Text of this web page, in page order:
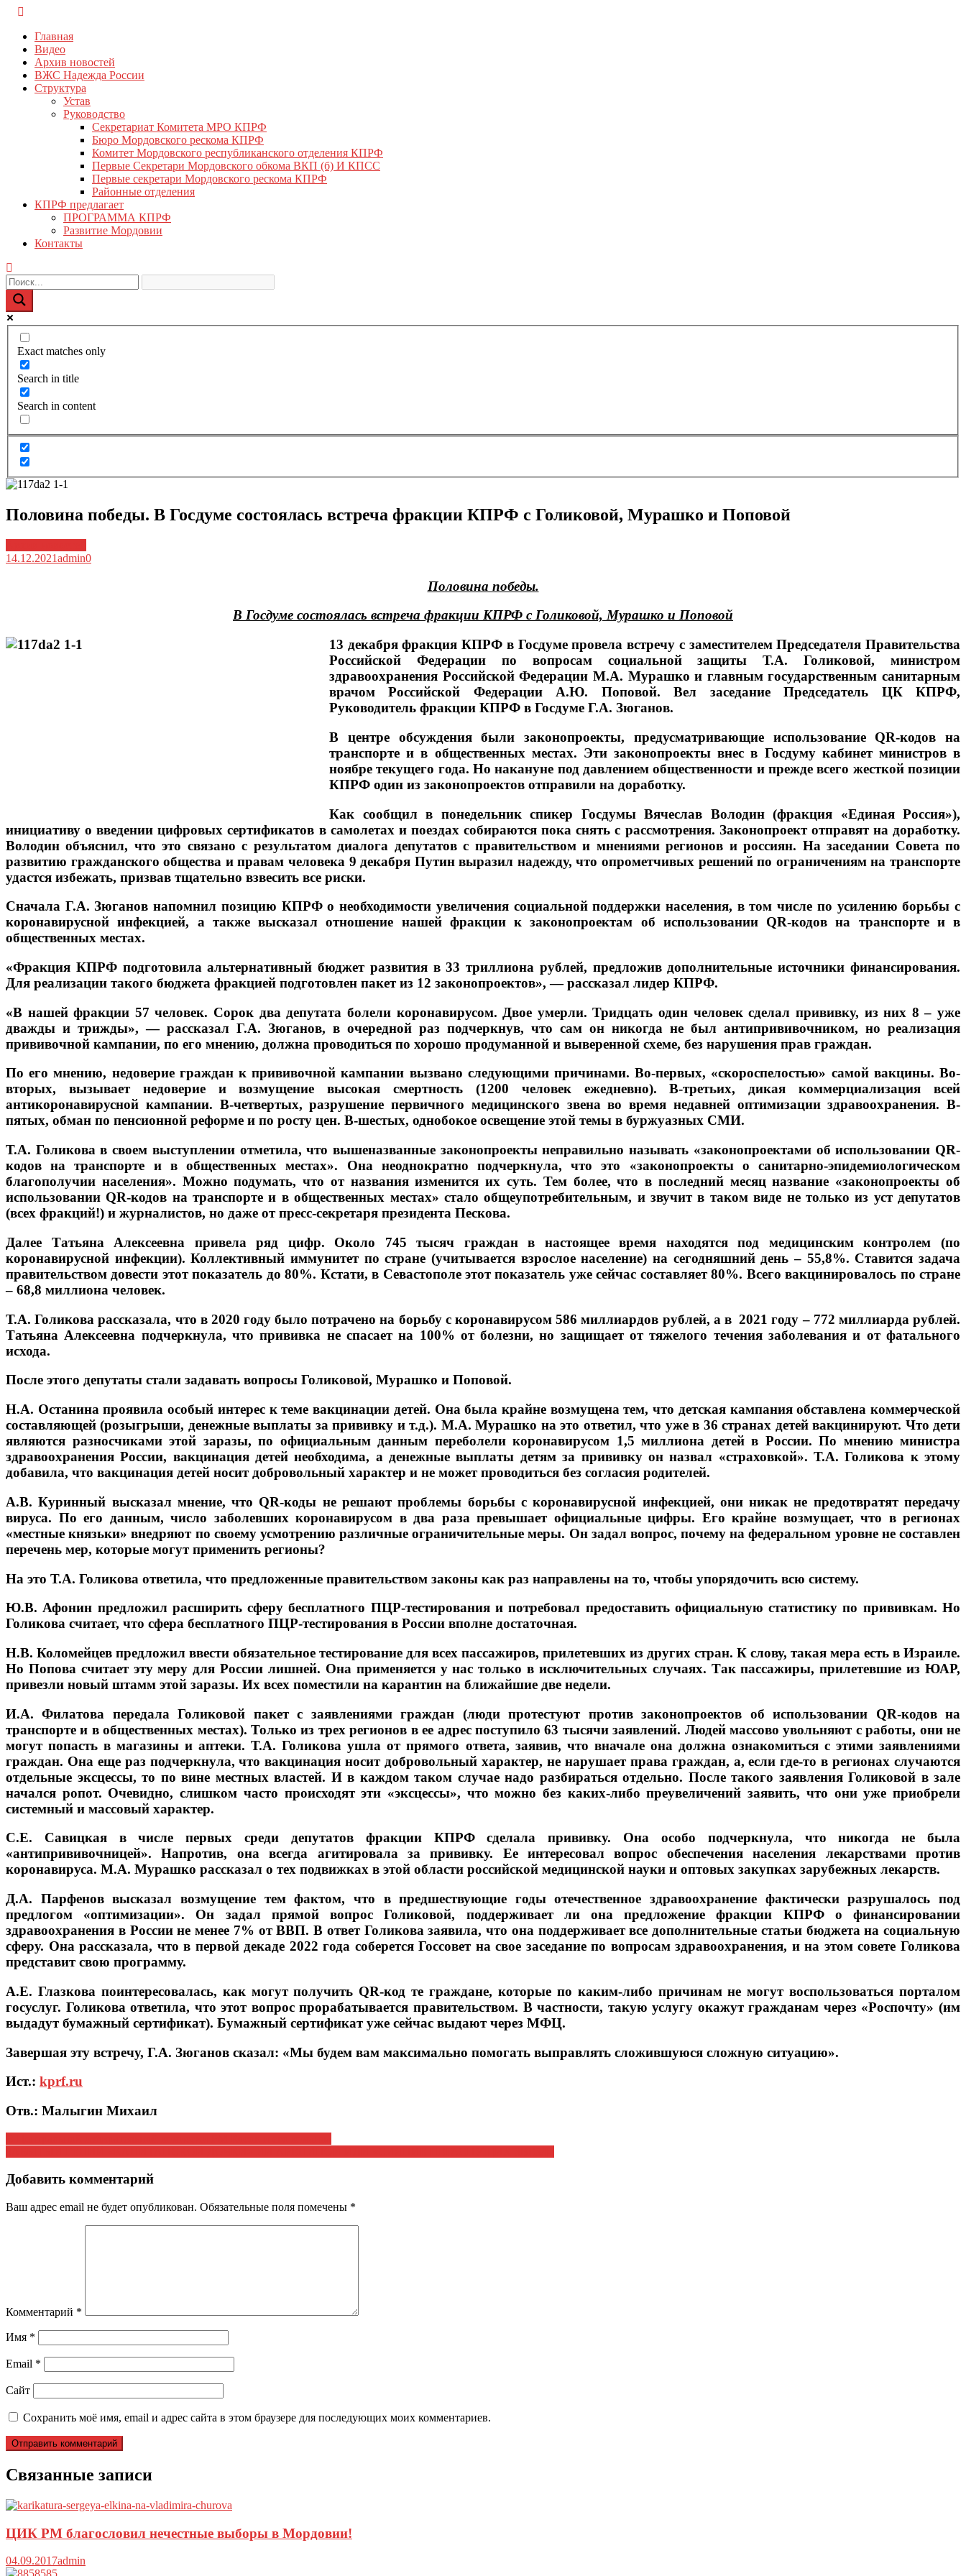
Перейти
содержимому
Главная
Видео
Архив новостей
ВЖС Надежда России
Структура
Устав
Руководство
Секретариат Комитета МРО КПРФ
Бюро Мордовского рескома КПРФ
Комитет Мордовского республиканского отделения КПРФ
Первые Секретари Мордовского обкома ВКП (б) И КПСС
Первые секретари Мордовского рескома КПРФ
Районные отделения
КПРФ предлагает
ПРОГРАММА КПРФ
Развитие Мордовии
Контакты
Exact matches only
Search in title
Search in content
Половина победы. В Госдуме состоялась встреча фракции КПРФ с Голиковой, Мурашко и Поповой
14.12.2021admin0
Половина победы.
В Госдуме состоялась встреча фракции КПРФ с Голиковой, Мурашко и Поповой
13 декабря фракция КПРФ в Госдуме провела встречу с заместителем Председателя Правительства
Российской Федерации по вопросам социальной защиты Т.А. Голиковой, министром
здравоохранения Российской Федерации М.А. Мурашко и главным государственным санитарным
врачом Российской Федерации А.Ю. Поповой. Вел заседание Председатель ЦК КПРФ,
Руководитель фракции КПРФ в Госдуме Г.А. Зюганов.
В центре обсуждения были законопроекты, предусматривающие использование QR-кодов на
транспорте и в общественных местах. Эти законопроекты внес в Госдуму кабинет министров в
ноябре текущего года. Но накануне под давлением общественности и прежде всего жесткой позиции
КПРФ один из законопроектов отправили на доработку.
Как сообщил в понедельник спикер Госдумы Вячеслав Володин (фракция «Единая Россия»),
инициативу о введении цифровых сертификатов в самолетах и поездах собираются пока снять с рассмотрения. Законопроект отправят на доработку.
Володин объяснил, что это связано с результатом диалога депутатов с правительством и мнениями регионов и россиян. На заседании Совета по
развитию гражданского общества и правам человека 9 декабря Путин выразил надежду, что опрометчивых решений по ограничениям на транспорте
удастся избежать, призвав тщательно взвесить все риски.
Сначала Г.А. Зюганов напомнил позицию КПРФ о необходимости увеличения социальной поддержки населения, в том числе по усилению борьбы с
коронавирусной инфекцией, а также высказал отношение нашей фракции к законопроектам об использовании QR-кодов на транспорте и в
общественных местах.
«Фракция КПРФ подготовила альтернативный бюджет развития в 33 триллиона рублей, предложив дополнительные источники финансирования.
Для реализации такого бюджета фракцией подготовлен пакет из 12 законопроектов», — рассказал лидер КПРФ.
«В нашей фракции 57 человек. Сорок два депутата болели коронавирусом. Двое умерли. Тридцать один человек сделал прививку, из них 8 – уже
дважды и трижды», — рассказал Г.А. Зюганов, в очередной раз подчеркнув, что сам он никогда не был антипрививочником, но реализация
прививочной кампании, по его мнению, должна проводиться по хорошо продуманной и выверенной схеме, без нарушения прав граждан.
По его мнению, недоверие граждан к прививочной кампании вызвано следующими причинами. Во-первых, «скороспелостью» самой вакцины. Во-
вторых, вызывает недоверие и возмущение высокая смертность (1200 человек ежедневно). В-третьих, дикая коммерциализация всей
антикоронавирусной кампании. В-четвертых, разрушение первичного медицинского звена во время недавней оптимизации здравоохранения. В-
пятых, обман по пенсионной реформе и по росту цен. В-шестых, однобокое освещение этой темы в буржуазных СМИ.
Т.А. Голикова в своем выступлении отметила, что вышеназванные законопроекты неправильно называть «законопроектами об использовании QR-
кодов на транспорте и в общественных местах». Она неоднократно подчеркнула, что это «законопроекты о санитарно-эпидемиологическом
благополучии населения». Можно подумать, что от названия изменится их суть. Тем более, что в последний месяц название «законопроекты об
использовании QR-кодов на транспорте и в общественных местах» стало общеупотребительным, и звучит в таком виде не только из уст депутатов
(всех фракций!) и журналистов, но даже от пресс-секретаря президента Пескова.
Далее Татьяна Алексеевна привела ряд цифр. Около 745 тысяч граждан в настоящее время находятся под медицинским контролем (по
коронавирусной инфекции). Коллективный иммунитет по стране (учитывается взрослое население) на сегодняшний день – 55,8%. Ставится задача
правительством довести этот показатель до 80%. Кстати, в Севастополе этот показатель уже сейчас составляет 80%. Всего вакцинировалось по стране
– 68,8 миллиона человек.
Т.А. Голикова рассказала, что в 2020 году было потрачено на борьбу с коронавирусом 586 миллиардов рублей, а в 2021 году – 772 миллиарда рублей.
Татьяна Алексеевна подчеркнула, что прививка не спасает на 100% от болезни, но защищает от тяжелого течения заболевания и от фатального
исхода.
После этого депутаты стали задавать вопросы Голиковой, Мурашко и Поповой.
Н.А. Останина проявила особый интерес к теме вакцинации детей. Она была крайне возмущена тем, что детская кампания обставлена коммерческой
составляющей (розыгрыши, денежные выплаты за прививку и т.д.). М.А. Мурашко на это ответил, что уже в 36 странах детей вакцинируют. Что дети
являются разносчиками этой заразы, по официальным данным переболели коронавирусом 1,5 миллиона детей в России. По мнению министра
здравоохранения России, вакцинация детей необходима, а денежные выплаты детям за прививку он назвал «страховкой». Т.А. Голикова к этому
добавила, что вакцинация детей носит добровольный характер и не может проводиться без согласия родителей.
А.В. Куринный высказал мнение, что QR-коды не решают проблемы борьбы с коронавирусной инфекцией, они никак не предотвратят передачу
вируса. По его данным, число заболевших коронавирусом в два раза превышает официальные цифры. Его крайне возмущает, что в регионах
«местные князьки» внедряют по своему усмотрению различные ограничительные меры. Он задал вопрос, почему на федеральном уровне не составлен
перечень мер, которые могут применить регионы?
На это Т.А. Голикова ответила, что предложенные правительством законы как раз направлены на то, чтобы упорядочить всю систему.
Ю.В. Афонин предложил расширить сферу бесплатного ПЦР-тестирования и потребовал предоставить официальную статистику по прививкам. Но
Голикова считает, что сфера бесплатного ПЦР-тестирования в России вполне достаточная.
Н.В. Коломейцев предложил ввести обязательное тестирование для всех пассажиров, прилетевших из других стран. К слову, такая мера есть в Израиле.
Но Попова считает эту меру для России лишней. Она применяется у нас только в исключительных случаях. Так пассажиры, прилетевшие из ЮАР,
привезли новый штамм этой заразы. Их всех поместили на карантин на ближайшие две недели.
И.А. Филатова передала Голиковой пакет с заявлениями граждан (люди протестуют против законопроектов об использовании QR-кодов на
транспорте и в общественных местах). Только из трех регионов в ее адрес поступило 63 тысячи заявлений. Людей массово увольняют с работы, они не
могут попасть в магазины и аптеки. Т.А. Голикова ушла от прямого ответа, заявив, что вначале она должна ознакомиться с этими заявлениями
граждан. Она еще раз подчеркнула, что вакцинация носит добровольный характер, не нарушает права граждан, а, если где-то в регионах случаются
отдельные эксцессы, то по вине местных властей. И в каждом таком случае надо разбираться отдельно. После такого заявления Голиковой в зале
начался ропот. Очевидно, слишком часто происходят эти «эксцессы», что можно без каких-либо преувеличений заявить, что они уже приобрели
системный и массовый характер.
С.Е. Савицкая в числе первых среди депутатов фракции КПРФ сделала прививку. Она особо подчеркнула, что никогда не была
«антипрививочницей». Напротив, она всегда агитировала за прививку. Ее интересовал вопрос обеспечения населения лекарствами против
коронавируса. М.А. Мурашко рассказал о тех подвижках в этой области российской медицинской науки и оптовых закупках зарубежных лекарств.
Д.А. Парфенов высказал возмущение тем фактом, что в предшествующие годы отечественное здравоохранение фактически разрушалось под
предлогом «оптимизации». Он задал прямой вопрос Голиковой, поддерживает ли она предложение фракции КПРФ о финансировании
здравоохранения в России не менее 7% от ВВП. В ответ Голикова заявила, что она поддерживает все дополнительные статьи бюджета на социальную
сферу. Она рассказала, что в первой декаде 2022 года соберется Госсовет на свое заседание по вопросам здравоохранения, и на этом совете Голикова
представит свою программу.
А.Е. Глазкова поинтересовалась, как могут получить QR-код те граждане, которые по каким-либо причинам не могут воспользоваться порталом
госуслуг. Голикова ответила, что этот вопрос прорабатывается правительством. В частности, такую услугу окажут гражданам через «Роспочту» (им
выдадут бумажный сертификат). Бумажный сертификат уже сейчас выдают через МФЦ.
Завершая эту встречу, Г.А. Зюганов сказал: «Мы будем вам максимально помогать выправлять сложившуюся сложную ситуацию».
Ист.: kprf.ru
Отв.: Малыгин Михаил
Навигация
по
записям
Добавить комментарий
Ваш адрес email не будет опубликован. Обязательные поля помечены *
Комментарий *
Имя *
Email *
Сайт
Сохранить моё имя, email и адрес сайта в этом браузере для последующих моих комментариев.
Связанные записи
ЦИК РМ благословил нечестные выборы в Мордовии!
04.09.2017admin